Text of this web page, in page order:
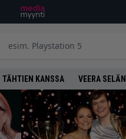
TÄHTIEN KANSSA VEERA